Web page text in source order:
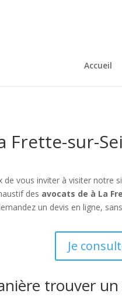
Accueil
Frette-sur-
de vous inviter à visiter notre
des avocats de à La
un devis en ligne,
Je
trouver